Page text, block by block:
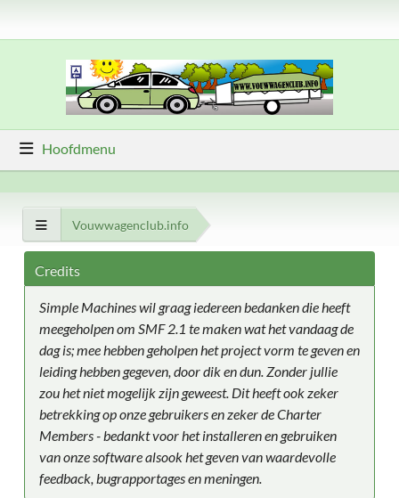
Hoofdmenu
Vouwwagenclub.info
Credits
Simple Machines wil graag iedereen bedanken die heeft
meegeholpen om SMF 2.1 te maken wat het vandaag de
dag is; mee hebben geholpen het project vorm te geven en
leiding hebben gegeven, door dik en dun. Zonder jullie
zou het niet mogelijk zijn geweest. Dit heeft ook zeker
betrekking op onze gebruikers en zeker de Charter
Members - bedankt voor het installeren en gebruiken
van onze software alsook het geven van waardevolle
feedback, bugrapportages en meningen.